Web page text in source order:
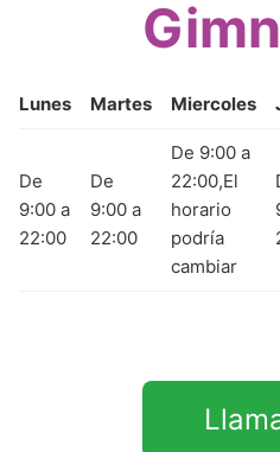
Lunes Martes Miercoles
De
9:00 a
22:00
De
9:00 a
22:00
De 9:00 a
22:00,El
horario
podría
cambiar